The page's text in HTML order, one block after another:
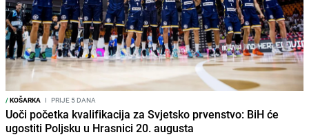
/KOŠARKA I PRIJE 5 DANA
Uoči početka kvalifikacija za Svjetsko prvenstvo: BiH će
ugostiti Poljsku u Hrasnici 20. augusta